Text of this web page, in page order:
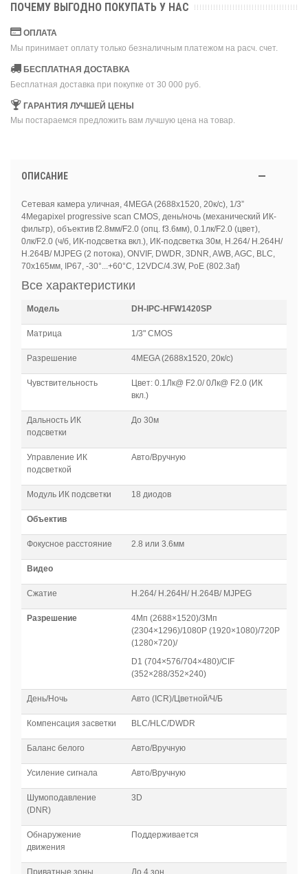
ПОЧЕМУ ВЫГОДНО ПОКУПАТЬ У НАС
ОПЛАТА
Мы принимает оплату только безналичным платежом на расч. счет.
БЕСПЛАТНАЯ ДОСТАВКА
Бесплатная доставка при покупке от 30 000 руб.
ГАРАНТИЯ ЛУЧШЕЙ ЦЕНЫ
Мы постараемся предложить вам лучшую цена на товар.
ОПИСАНИЕ
Сетевая камера уличная, 4MEGA (2688x1520, 20к/с), 1/3”
4Megapixel progressive scan CMOS, день/ночь (механический ИК-
фильтр), объектив f2.8мм/F2.0 (опц. f3.6мм), 0.1лк/F2.0 (цвет),
0лк/F2.0 (ч/б, ИК-подсветка вкл.), ИК-подсветка 30м, H.264/ H.264H/
H.264B/ MJPEG (2 потока), ONVIF, DWDR, 3DNR, AWB, AGC, BLC,
70x165мм, IP67, -30°...+60°C, 12VDC/4.3W, PoE (802.3af)
Все характеристики
Модель DH-IPC-HFW1420SP
Матрица 1/3" CMOS
Разрешение 4MEGA (2688x1520, 20к/с)
Чувствительность
Цвет: 0.1Лк@ F2.0/ 0Лк@ F2.0 (ИК
вкл.)
Дальность ИК
подсветки
До 30м
Управление ИК
подсветкой
Авто/Вручную
Модуль ИК подсветки 18 диодов
Объектив
Фокусное расстояние 2.8 или 3.6мм
Видео
Сжатие H.264/ H.264H/ H.264B/ MJPEG
Разрешение
4Mп (2688×1520)/3Mп
(2304×1296)/1080P (1920×1080)/720P
(1280×720)/
D1 (704×576/704×480)/CIF
(352×288/352×240)
День/Ночь Авто (ICR)/Цветной/Ч/Б
Компенсация засветки BLC/HLC/DWDR
Баланс белого Авто/Вручную
Усиление сигнала Авто/Вручную
Шумоподавление
(DNR)
3D
Обнаружение
движения
Поддерживается